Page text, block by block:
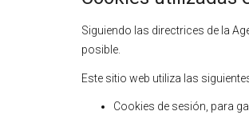
Siguiendo las directrices de la
posible.
Este sitio web utiliza las
Cookies de sesión, para